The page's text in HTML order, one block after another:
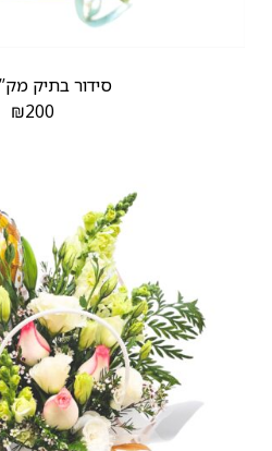
סידור בתיק מק”ט
₪200